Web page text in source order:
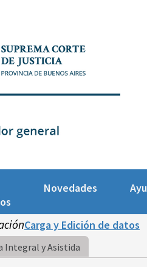
Novedades
Carga y Edición de datos
Integral y Asistida